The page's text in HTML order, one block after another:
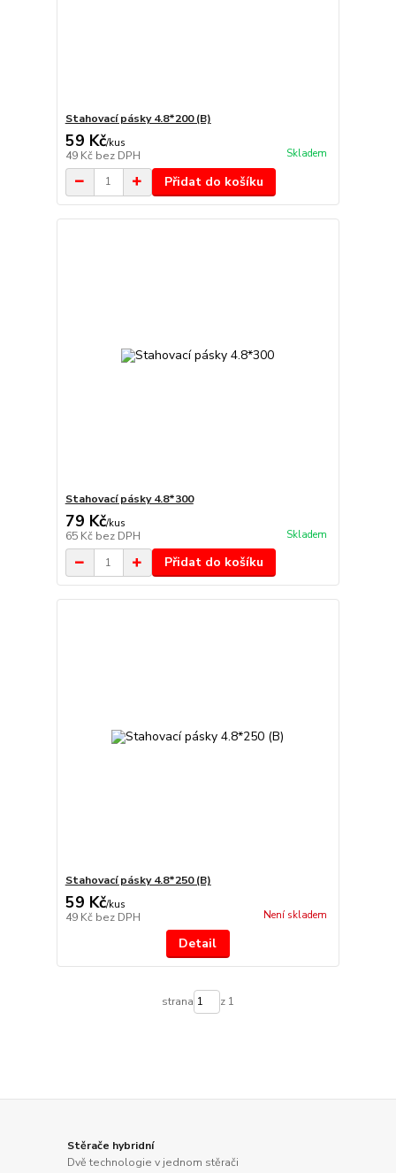
Stahovací pásky 4.8*200 (B)
59 Kč/kus
49 Kč bez DPH Skladem
Přidat do košíku
Stahovací pásky 4.8*300
79 Kč/kus
65 Kč bez DPH Skladem
Přidat do košíku
Stahovací pásky 4.8*250 (B)
59 Kč/kus
49 Kč bez DPH Není skladem
Detail
strana z 1
Stěrače hybridní
Dvě technologie v jednom stěrači